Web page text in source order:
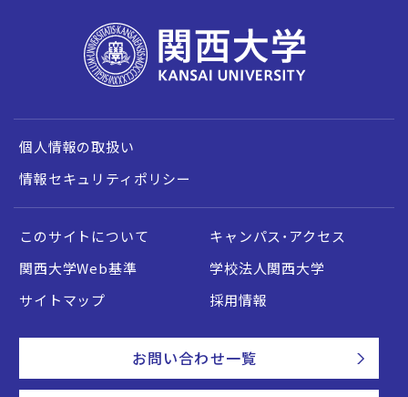
個人情報の取扱い
情報セキュリティポリシー
このサイトについて
キャンパス・アクセス
関西大学Web基準
学校法人関西大学
サイトマップ
採用情報
お問い合わせ一覧